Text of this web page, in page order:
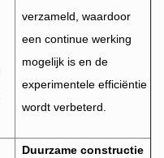
verzameld, waardoor
een continue werking
mogelijk is en de
experimentele efficiëntie
wordt verbeterd.
Duurzame constructie